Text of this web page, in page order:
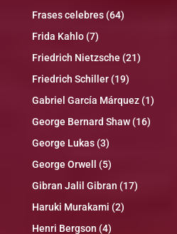
Frases celebres(64)
Frida Kahlo(7)
Friedrich Nietzsche (21)
Friedrich Schiller(19)
Gabriel García Márquez(1)
George Bernard Shaw(16)
George Lukas(3)
George Orwell
(5)
Gibran Jalil Gibran (17)
Haruki Murakami (2)
Henri Bergson (4)